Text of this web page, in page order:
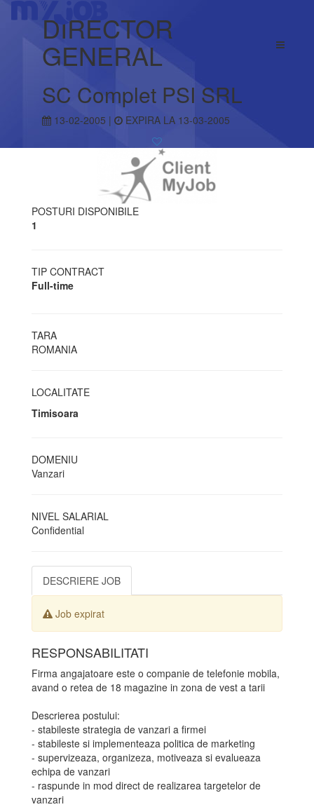
DIRECTOR
GENERAL
SC Complet PSI SRL
13-02-2005 | EXPIRA LA 13-03-2005
POSTURI DISPONIBILE
1
TIP CONTRACT
Full-time
TARA
ROMANIA
LOCALITATE
Timisoara
DOMENIU
Vanzari
NIVEL SALARIAL
Confidential
DESCRIERE JOB
Job expirat
RESPONSABILITATI
Firma angajatoare este o companie de telefonie mobila,
avand o retea de 18 magazine in zona de vest a tarii
Descrierea postului:
- stabileste strategia de vanzari a firmei
- stabileste si implementeaza politica de marketing
- supervizeaza, organizeza, motiveaza si evalueaza
echipa de vanzari
- raspunde in mod direct de realizarea targetelor de
vanzari